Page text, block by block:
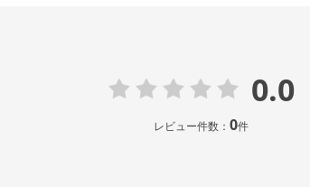
0.0
レビュー件数： 0件